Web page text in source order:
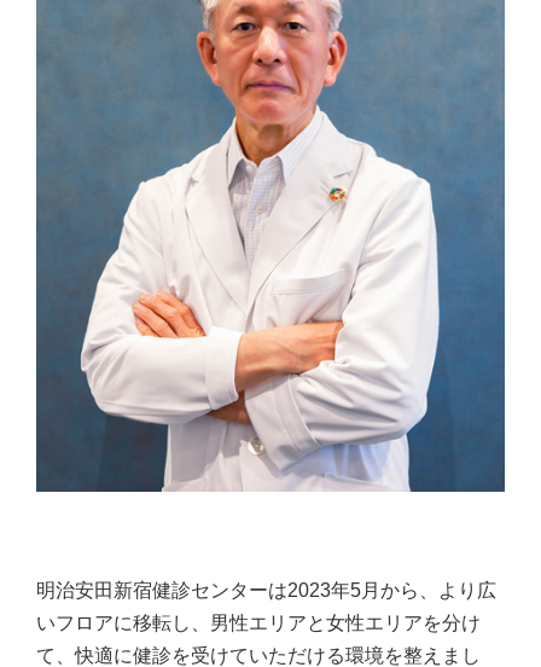
明治安田新宿健診センターは2023年5月から、より広
いフロアに移転し、男性エリアと女性エリアを分け
て、快適に健診を受けていただける環境を整えまし